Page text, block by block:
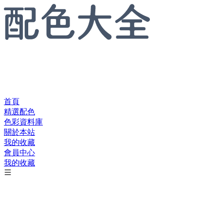
首頁
精選配色
色彩資料庫
關於本站
我的收藏
會員中心
我的收藏